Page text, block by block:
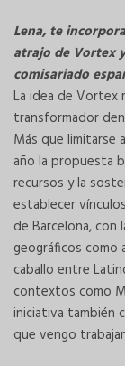
Lena, te
atrajo de Vortex
comisariado
La idea de Vortex
transformador
Más que limitarse
año la propuesta
recursos y la
establecer
de Barcelona,
geográficos como
caballo entre
contextos como
iniciativa también
que vengo